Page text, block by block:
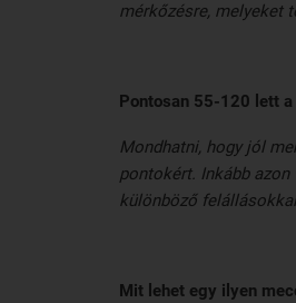
mérkőzésre, melyeket
Pontosan 55-120 lett
Mondhatni, hogy jól
pontokért. Inkább
különböző
Mit lehet egy ilyen